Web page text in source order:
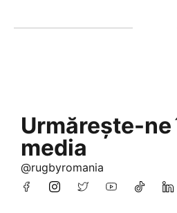
Urmărește-
media
@rugbyromania